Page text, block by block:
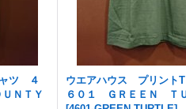
ツ ４
ＮＴＹ
ウエアハウス プリント
６０１ ＧＲＥＥＮ Ｔ